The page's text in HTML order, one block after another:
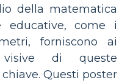
della matematica
educative, come i
forniscono ai
visive di queste
Questi poster